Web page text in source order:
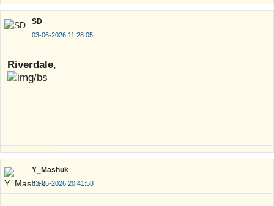
SD
03-06-2026 11:28:05
Riverdale,
Y_Mashuk
03-06-2026 20:41:58